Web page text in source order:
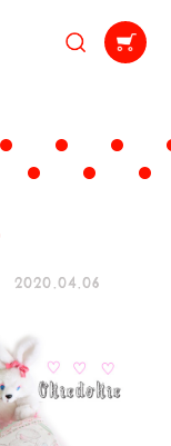
2020.04.06